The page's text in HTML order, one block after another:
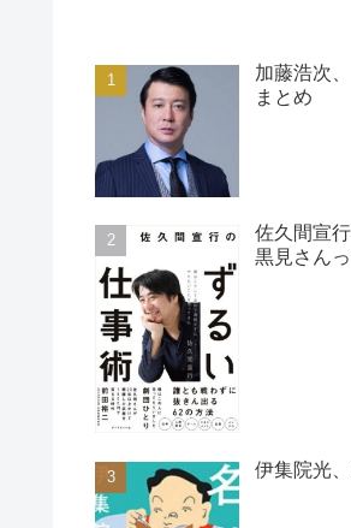
加藤浩次
まとめ
佐久間宣
黒見さん
伊集院光